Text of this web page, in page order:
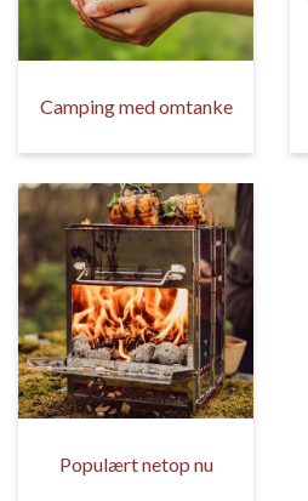
Camping med omtanke
Populært netop nu